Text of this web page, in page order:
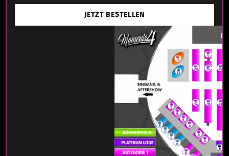
JETZT BESTELLEN